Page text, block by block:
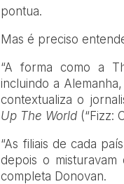
pontua.
Mas é preciso
“A forma como a
incluindo a
contextualiza o
Up The World (“Fizz:
“As filiais de cada
depois o
completa Donovan.